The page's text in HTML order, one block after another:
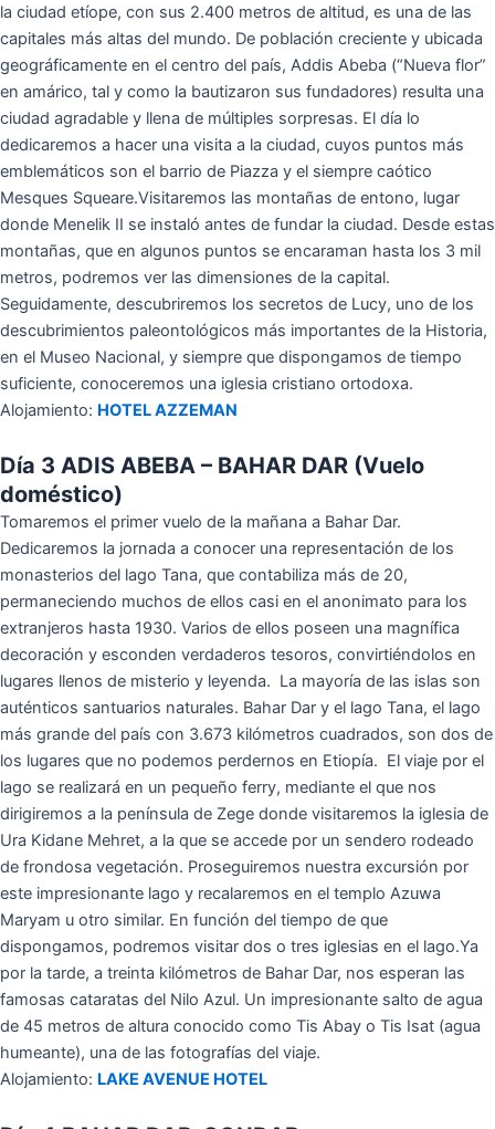
la ciudad etíope, con sus 2.400 metros de altitud, es una de las
capitales más altas del mundo. De población creciente y ubicada
geográficamente en el centro del país, Addis Abeba (“Nueva flor”
en amárico, tal y como la bautizaron sus fundadores) resulta una
ciudad agradable y llena de múltiples sorpresas. El día lo
dedicaremos a hacer una visita a la ciudad, cuyos puntos más
emblemáticos son el barrio de Piazza y el siempre caótico
Mesques Squeare.Visitaremos las montañas de entono, lugar
donde Menelik II se instaló antes de fundar la ciudad. Desde estas
montañas, que en algunos puntos se encaraman hasta los 3 mil
metros, podremos ver las dimensiones de la capital.
Seguidamente, descubriremos los secretos de Lucy, uno de los
descubrimientos paleontológicos más importantes de la Historia,
en el Museo Nacional, y siempre que dispongamos de tiempo
suficiente, conoceremos una iglesia cristiano ortodoxa.
Alojamiento: HOTEL AZZEMAN
Día 3 ADIS ABEBA – BAHAR DAR (Vuelo
doméstico)
Tomaremos el primer vuelo de la mañana a Bahar Dar.
Dedicaremos la jornada a conocer una representación de los
monasterios del lago Tana, que contabiliza más de 20,
permaneciendo muchos de ellos casi en el anonimato para los
extranjeros hasta 1930. Varios de ellos poseen una magnífica
decoración y esconden verdaderos tesoros, convirtiéndolos en
lugares llenos de misterio y leyenda. La mayoría de las islas son
auténticos santuarios naturales. Bahar Dar y el lago Tana, el lago
más grande del país con 3.673 kilómetros cuadrados, son dos de
los lugares que no podemos perdernos en Etiopía. El viaje por el
lago se realizará en un pequeño ferry, mediante el que nos
dirigiremos a la península de Zege donde visitaremos la iglesia de
Ura Kidane Mehret, a la que se accede por un sendero rodeado
de frondosa vegetación. Proseguiremos nuestra excursión por
este impresionante lago y recalaremos en el templo Azuwa
Maryam u otro similar. En función del tiempo de que
dispongamos, podremos visitar dos o tres iglesias en el lago.Ya
por la tarde, a treinta kilómetros de Bahar Dar, nos esperan las
famosas cataratas del Nilo Azul. Un impresionante salto de agua
de 45 metros de altura conocido como Tis Abay o Tis Isat (agua
humeante), una de las fotografías del viaje.
Alojamiento: LAKE AVENUE HOTEL